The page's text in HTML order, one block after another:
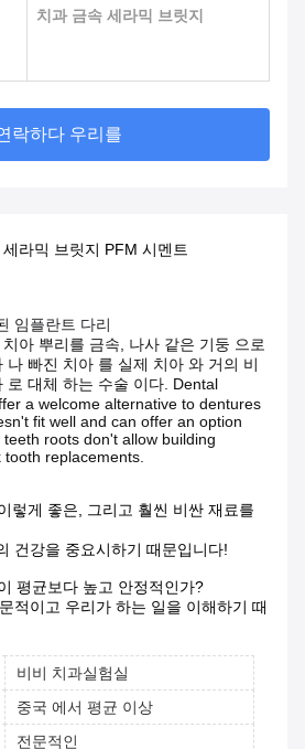
치과 금속 세라믹 브릿지
연락하다 우리를
라믹 브릿지 PFM 시멘트
임플란트 다리
아 뿌리를 금속, 나사 같은 기둥 으로
나 빠진 치아 를 실제 치아 와 거의 비
로 대체 하는 수술 이다. Dental
a welcome alternative to dentures
fit well and can offer an option
roots don't allow building
replacements.
렇게 좋은, 그리고 훨씬 비싼 재료를
건강을 중요시하기 때문입니다!
평균보다 높고 안정적인가?
적이고 우리가 하는 일을 이해하기 때
비비 치과실험실
중국 에서 평균 이상
전문적인